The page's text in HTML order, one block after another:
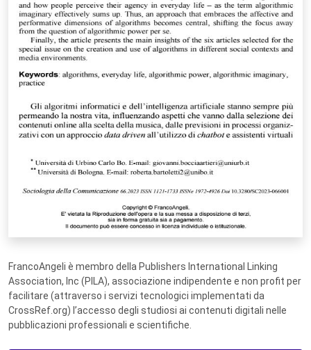
FrancoAngeli è membro della Publishers International Linking
Association, Inc (PILA), associazione indipendente e non profit per
facilitare (attraverso i servizi tecnologici implementati da
CrossRef.org) l’accesso degli studiosi ai contenuti digitali nelle
pubblicazioni professionali e scientifiche.